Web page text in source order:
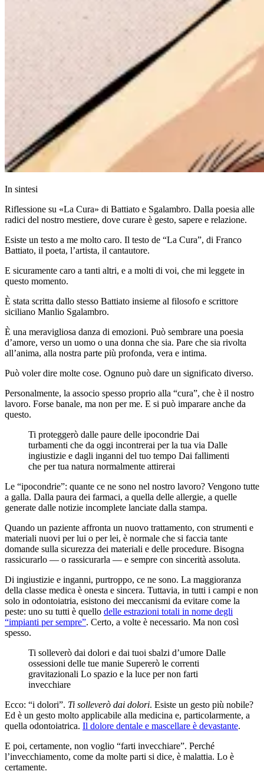
In sintesi
Riflessione su «La Cura» di Battiato e Sgalambro. Dalla poesia alle
radici del nostro mestiere, dove curare è gesto, sapere e relazione.
Esiste un testo a me molto caro. Il testo de “La Cura”, di Franco
Battiato, il poeta, l’artista, il cantautore.
E sicuramente caro a tanti altri, e a molti di voi, che mi leggete in
questo momento.
È stata scritta dallo stesso Battiato insieme al filosofo e scrittore
siciliano Manlio Sgalambro.
È una meravigliosa danza di emozioni. Può sembrare una poesia
d’amore, verso un uomo o una donna che sia. Pare che sia rivolta
all’anima, alla nostra parte più profonda, vera e intima.
Può voler dire molte cose. Ognuno può dare un significato diverso.
Personalmente, la associo spesso proprio alla “cura”, che è il nostro
lavoro. Forse banale, ma non per me. E si può imparare anche da
questo.
Ti proteggerò dalle paure delle ipocondrie Dai
turbamenti che da oggi incontrerai per la tua via Dalle
ingiustizie e dagli inganni del tuo tempo Dai fallimenti
che per tua natura normalmente attirerai
Le “ipocondrie”: quante ce ne sono nel nostro lavoro? Vengono tutte
a galla. Dalla paura dei farmaci, a quella delle allergie, a quelle
generate dalle notizie incomplete lanciate dalla stampa.
Quando un paziente affronta un nuovo trattamento, con strumenti e
materiali nuovi per lui o per lei, è normale che si faccia tante
domande sulla sicurezza dei materiali e delle procedure. Bisogna
rassicurarlo — o rassicurarla — e sempre con sincerità assoluta.
Di ingiustizie e inganni, purtroppo, ce ne sono. La maggioranza
della classe medica è onesta e sincera. Tuttavia, in tutti i campi e non
solo in odontoiatria, esistono dei meccanismi da evitare come la
peste: uno su tutti è quello delle estrazioni totali in nome degli
“impianti per sempre”. Certo, a volte è necessario. Ma non così
spesso.
Ti solleverò dai dolori e dai tuoi sbalzi d’umore Dalle
ossessioni delle tue manie Supererò le correnti
gravitazionali Lo spazio e la luce per non farti
invecchiare
Ecco: “i dolori”. Ti solleverò dai dolori. Esiste un gesto più nobile?
Ed è un gesto molto applicabile alla medicina e, particolarmente, a
quella odontoiatrica. Il dolore dentale e mascellare è devastante.
E poi, certamente, non voglio “farti invecchiare”. Perché
l’invecchiamento, come da molte parti si dice, è malattia. Lo è
certamente.